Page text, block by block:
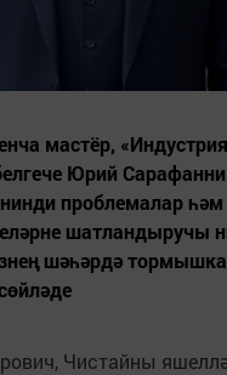
мас­тёр,
Юрий
проб­лемалар һәм
шатландыручы
шәһәрдә
Чистайны